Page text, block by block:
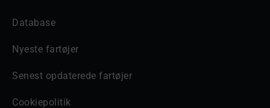
Database
Nyeste fartøjer
Senest opdaterede fartøjer
Cookiepolitik